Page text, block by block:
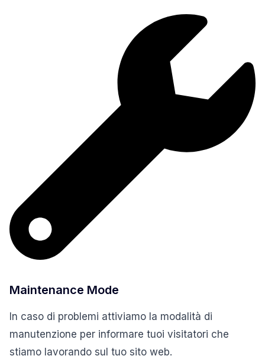
Maintenance Mode
In caso di problemi attiviamo la modalità di
manutenzione per informare tuoi visitatori che
stiamo lavorando sul tuo sito web.